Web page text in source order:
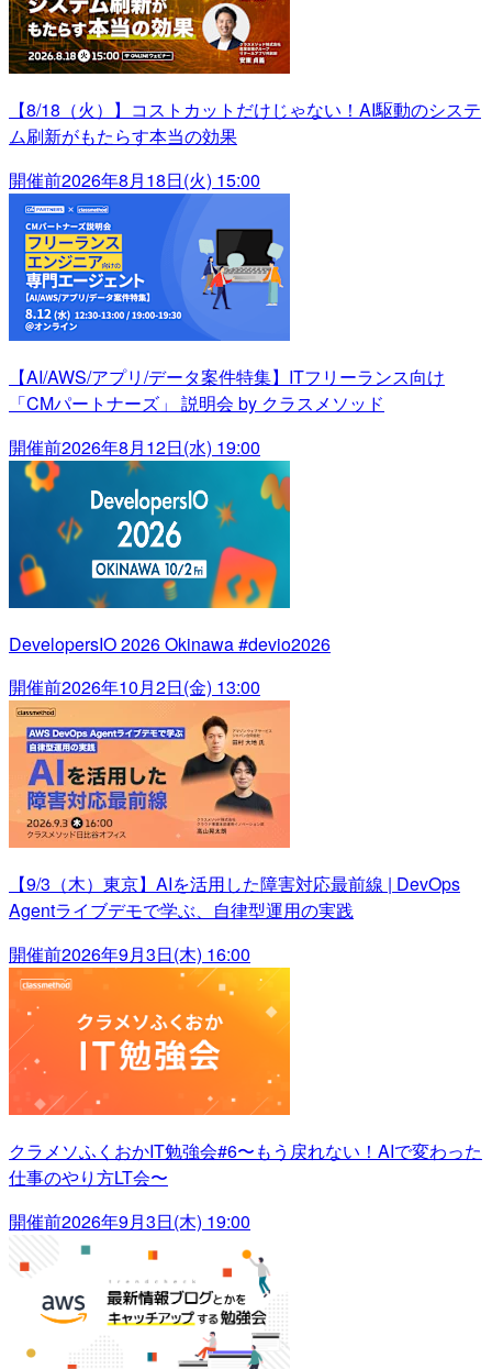
【8/18（火）】コストカットだけじゃない！AI駆動のシステ
ム刷新がもたらす本当の効果
開催前2026年8月18日(火) 15:00
【AI/AWS/アプリ/データ案件特集】ITフリーランス向け
「CMパートナーズ」 説明会 by クラスメソッド
開催前2026年8月12日(水) 19:00
DevelopersIO 2026 Okinawa #devio2026
開催前2026年10月2日(金) 13:00
【9/3（木）東京】AIを活用した障害対応最前線 | DevOps
Agentライブデモで学ぶ、自律型運用の実践
開催前2026年9月3日(木) 16:00
クラメソふくおかIT勉強会#6〜もう戻れない！AIで変わった
仕事のやり方LT会〜
開催前2026年9月3日(木) 19:00